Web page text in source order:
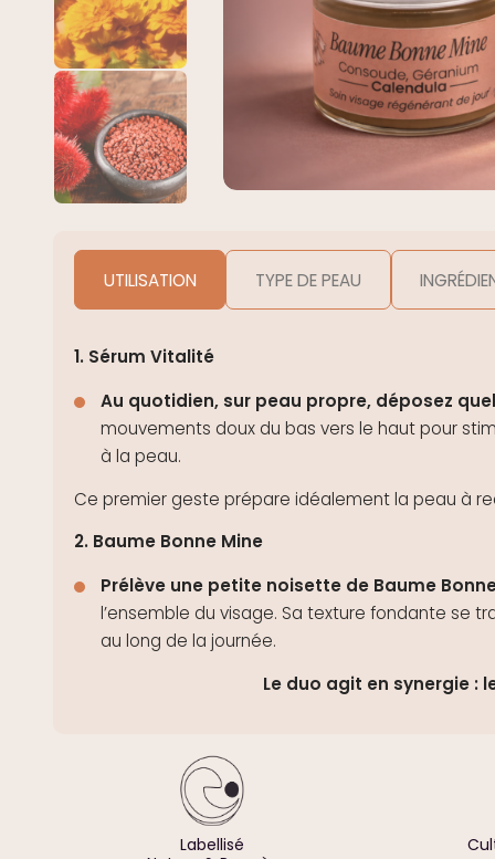
UTILISATION TYPE DE PEAU
1. Sérum Vitalité
Au quotidien, sur peau propre, déposez
mouvements doux du bas vers le haut pour
à la peau.
Ce premier geste prépare idéalement la peau à
2. Baume Bonne Mine
Prélève une petite noisette de Baume
l’ensemble du visage. Sa texture fondante se
au long de la journée.
Le duo agit en synergie :
Labellisé